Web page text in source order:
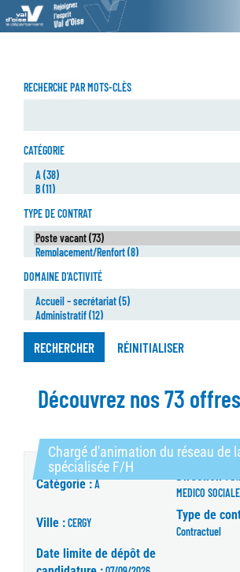
RECHERCHE PAR MOTS-CLÈS
CATÉGORIE
TYPE DE CONTRAT
DOMAINE D'ACTIVITÉ
RECHERCHER RÉINITIALISER
Découvrez nos 73
Chargé d'animation du réseau de
spécialisée F/H
Catégorie :A
Direction :
MEDICO SOCIALE
Ville :CERGY
Type de
Contractuel
Date limite de dépôt de